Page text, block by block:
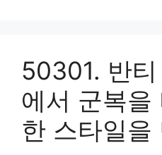
50301. 반
에서 군복을
한 스타일을